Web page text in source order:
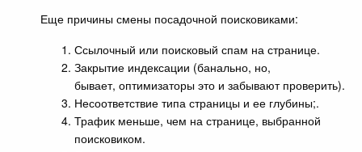
Еще причины смены посадочной поисковиками:
Ссылочный или поисковый спам на странице.
Закрытие индексации (банально, но,
бывает, оптимизаторы это и забывают проверить).
Несоответствие типа страницы и ее глубины;.
Трафик меньше, чем на странице, выбранной
поисковиком.